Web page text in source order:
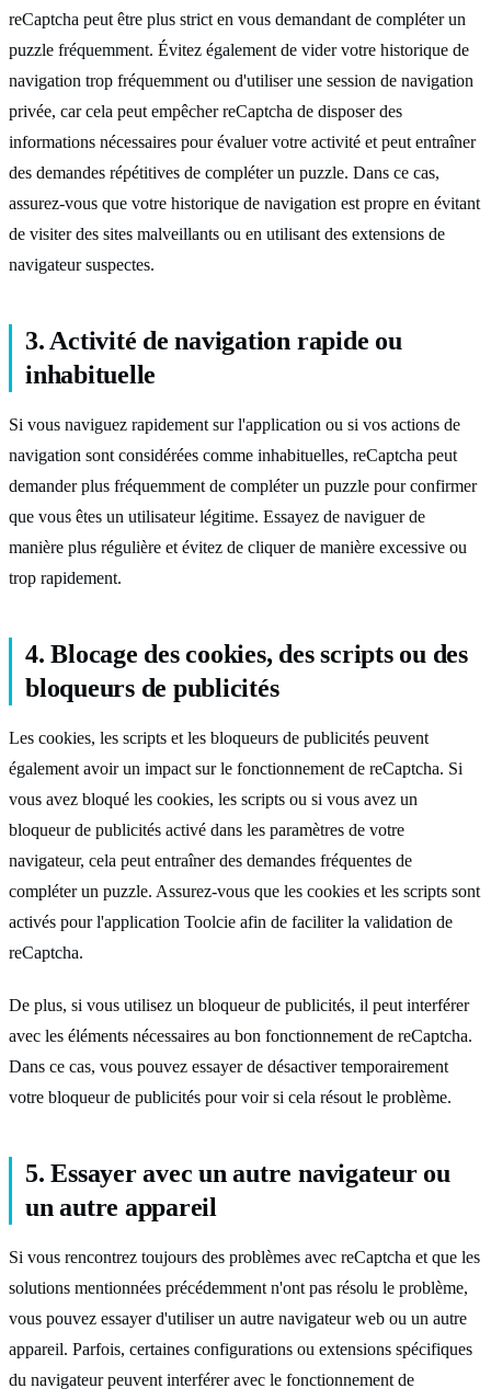
reCaptcha peut être plus strict en vous demandant de compléter un
puzzle fréquemment. Évitez également de vider votre historique de
navigation trop fréquemment ou d'utiliser une session de navigation
privée, car cela peut empêcher reCaptcha de disposer des
informations nécessaires pour évaluer votre activité et peut entraîner
des demandes répétitives de compléter un puzzle. Dans ce cas,
assurez-vous que votre historique de navigation est propre en évitant
de visiter des sites malveillants ou en utilisant des extensions de
navigateur suspectes.
3. Activité de navigation rapide ou
inhabituelle
Si vous naviguez rapidement sur l'application ou si vos actions de
navigation sont considérées comme inhabituelles, reCaptcha peut
demander plus fréquemment de compléter un puzzle pour confirmer
que vous êtes un utilisateur légitime. Essayez de naviguer de
manière plus régulière et évitez de cliquer de manière excessive ou
trop rapidement.
4. Blocage des cookies, des scripts ou des
bloqueurs de publicités
Les cookies, les scripts et les bloqueurs de publicités peuvent
également avoir un impact sur le fonctionnement de reCaptcha. Si
vous avez bloqué les cookies, les scripts ou si vous avez un
bloqueur de publicités activé dans les paramètres de votre
navigateur, cela peut entraîner des demandes fréquentes de
compléter un puzzle. Assurez-vous que les cookies et les scripts sont
activés pour l'application Toolcie afin de faciliter la validation de
reCaptcha.
De plus, si vous utilisez un bloqueur de publicités, il peut interférer
avec les éléments nécessaires au bon fonctionnement de reCaptcha.
Dans ce cas, vous pouvez essayer de désactiver temporairement
votre bloqueur de publicités pour voir si cela résout le problème.
5. Essayer avec un autre navigateur ou
un autre appareil
Si vous rencontrez toujours des problèmes avec reCaptcha et que les
solutions mentionnées précédemment n'ont pas résolu le problème,
vous pouvez essayer d'utiliser un autre navigateur web ou un autre
appareil. Parfois, certaines configurations ou extensions spécifiques
du navigateur peuvent interférer avec le fonctionnement de